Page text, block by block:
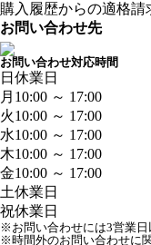
購入履歴からの適格請
お問い合わせ先
お問い合わせ対応時間
日 休業日
月 10:00 ～ 17:00
火10:00 ～ 17:00
水10:00 ～ 17:00
木10:00 ～ 17:00
金10:00 ～ 17:00
土休業日
祝休業日
※お問い合わせには3営業日
※時間外のお問い合わせに